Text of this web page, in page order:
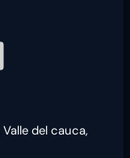
Valle del cauca,